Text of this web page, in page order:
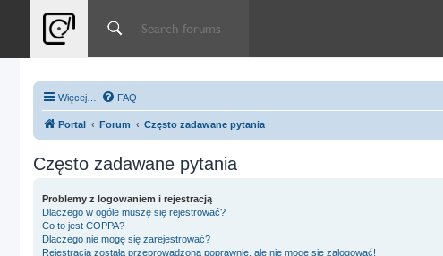
Więcej… FAQ
Portal Forum Często zadawane pytania
Często zadawane pytania
Problemy z logowaniem i rejestracją
Dlaczego w ogóle muszę się rejestrować?
Co to jest COPPA?
Dlaczego nie mogę się zarejestrować?
Rejestracja została przeprowadzona poprawnie, ale nie mogę się zalogować!